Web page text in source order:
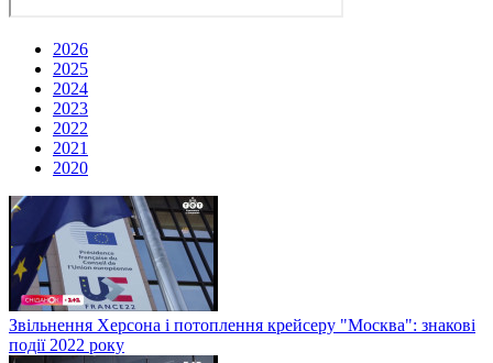
2026
2025
2024
2023
2022
2021
2020
Звільнення Херсона і потоплення крейсеру "Москва": знакові
події 2022 року